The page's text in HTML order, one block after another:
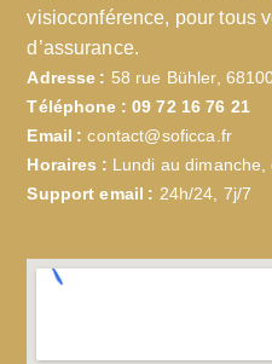
visioconférence, pour tous
d’assurance.
Adresse : 58 rue Bühler,
Téléphone : 09 72 16 76 21
Email : contact@soficca.fr
Horaires : Lundi au dimanche,
Support email : 24h/24, 7j/7